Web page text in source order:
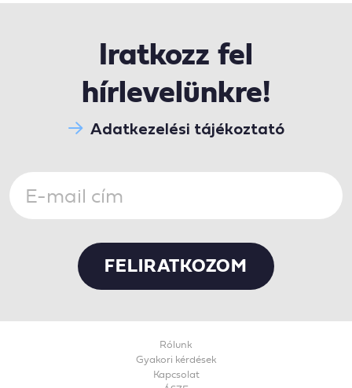
Iratkozz fel
hírlevelünkre!
Adatkezelési tájékoztató
Rólunk
Gyakori kérdések
Kapcsolat